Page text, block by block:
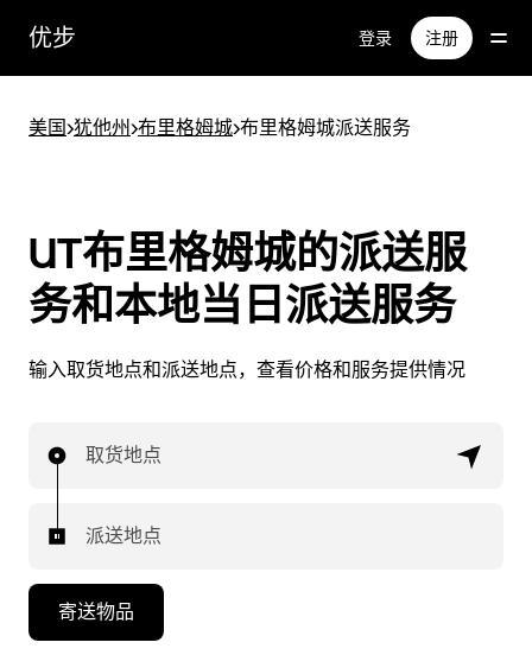
优步 登录 注册
美国>犹他州>布里格姆城>布里格姆城派送服务
UT布里格姆城的派送服
务和本地当日派送服务
输入取货地点和派送地点，查看价格和服务提供情况
取货地点
派送地点
寄送物品